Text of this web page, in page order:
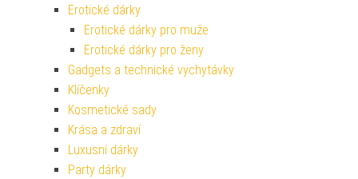
Erotické dárky
Erotické dárky pro muže
Erotické dárky pro ženy
Gadgets a technické vychytávky
Klíčenky
Kosmetické sady
Krása a zdraví
Luxusní dárky
Party dárky